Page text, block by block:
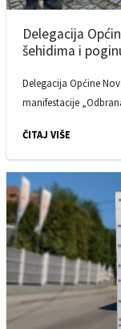
Delegacija
šehidima i
Delegacija Općine
manifestacije
ČITAJ VIŠE